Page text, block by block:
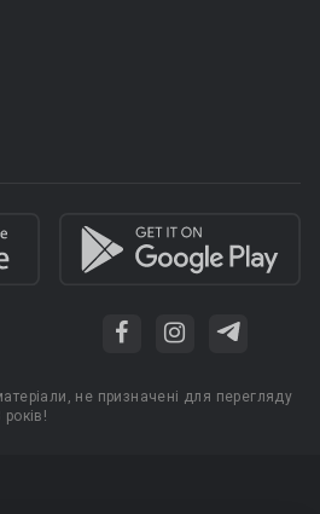
не призначені для перегляду